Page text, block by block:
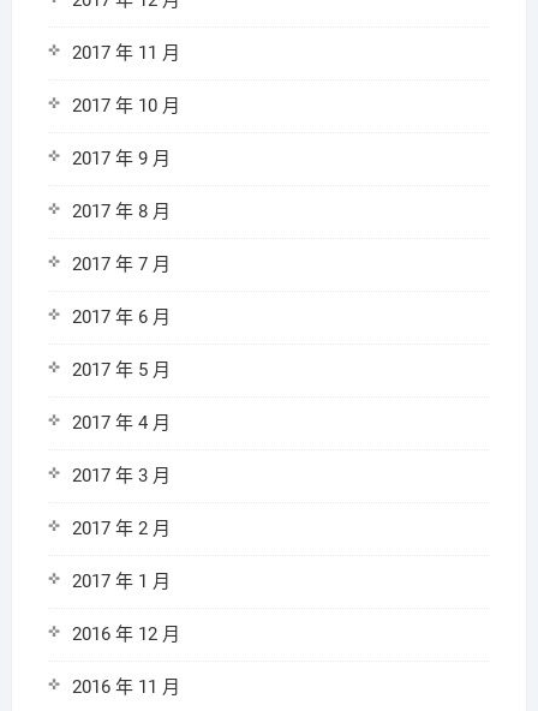
2017 年 11 月
2017 年 10 月
2017 年 9 月
2017 年 8 月
2017 年 7 月
2017 年 6 月
2017 年 5 月
2017 年 4 月
2017 年 3 月
2017 年 2 月
2017 年 1 月
2016 年 12 月
2016 年 11 月